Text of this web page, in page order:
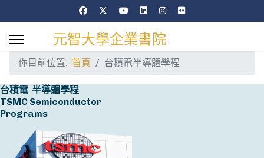
元智大學企業書院
你目前位置: 首頁 台積電半導體學程
台積電 半導體學程
TSMC Semiconductor
Programs